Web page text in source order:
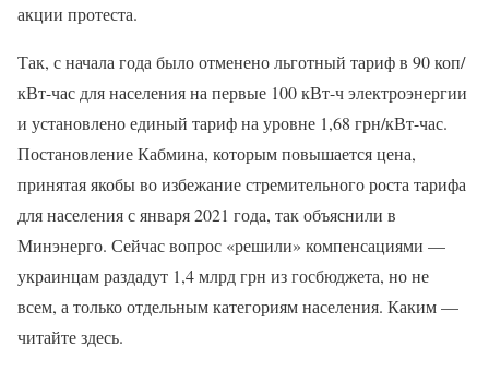
акции протеста.
Так, с начала года было отменено льготный тариф в 90 коп/
кВт-час для населения на первые 100 кВт-ч электроэнергии
и установлено единый тариф на уровне 1,68 грн/кВт-час.
Постановление Кабмина, которым повышается цена,
принятая якобы во избежание стремительного роста тарифа
для населения с января 2021 года, так объяснили в
Минэнерго. Сейчас вопрос «решили» компенсациями —
украинцам раздадут 1,4 млрд грн из госбюджета, но не
всем, а только отдельным категориям населения. Каким —
читайте здесь.